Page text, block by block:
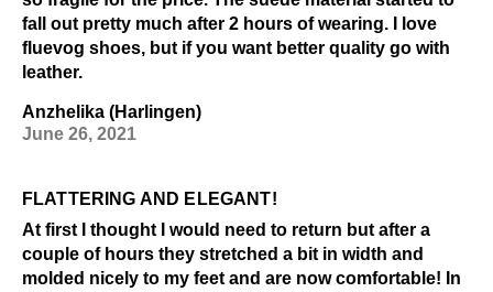
fall out pretty much after 2 hours of wearing. I love
fluevog shoes, but if you want better quality go with
leather.
Anzhelika (Harlingen)
June 26, 2021
FLATTERING AND ELEGANT!
At first I thought I would need to return but after a
couple of hours they stretched a bit in width and
molded nicely to my feet and are now comfortable! In